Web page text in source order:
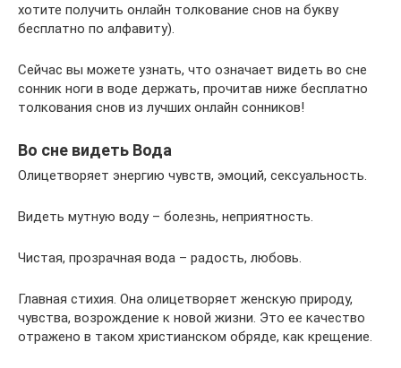
хотите получить онлайн толкование снов на букву
бесплатно по алфавиту).
Сейчас вы можете узнать, что означает видеть во сне
сонник ноги в воде держать, прочитав ниже бесплатно
толкования снов из лучших онлайн сонников!
Во сне видеть Вода
Олицетворяет энергию чувств, эмоций, сексуальность.
Видеть мутную воду – болезнь, неприятность.
Чистая, прозрачная вода – радость, любовь.
Главная стихия. Она олицетворяет женскую природу,
чувства, возрождение к новой жизни. Это ее качество
отражено в таком христианском обряде, как крещение.